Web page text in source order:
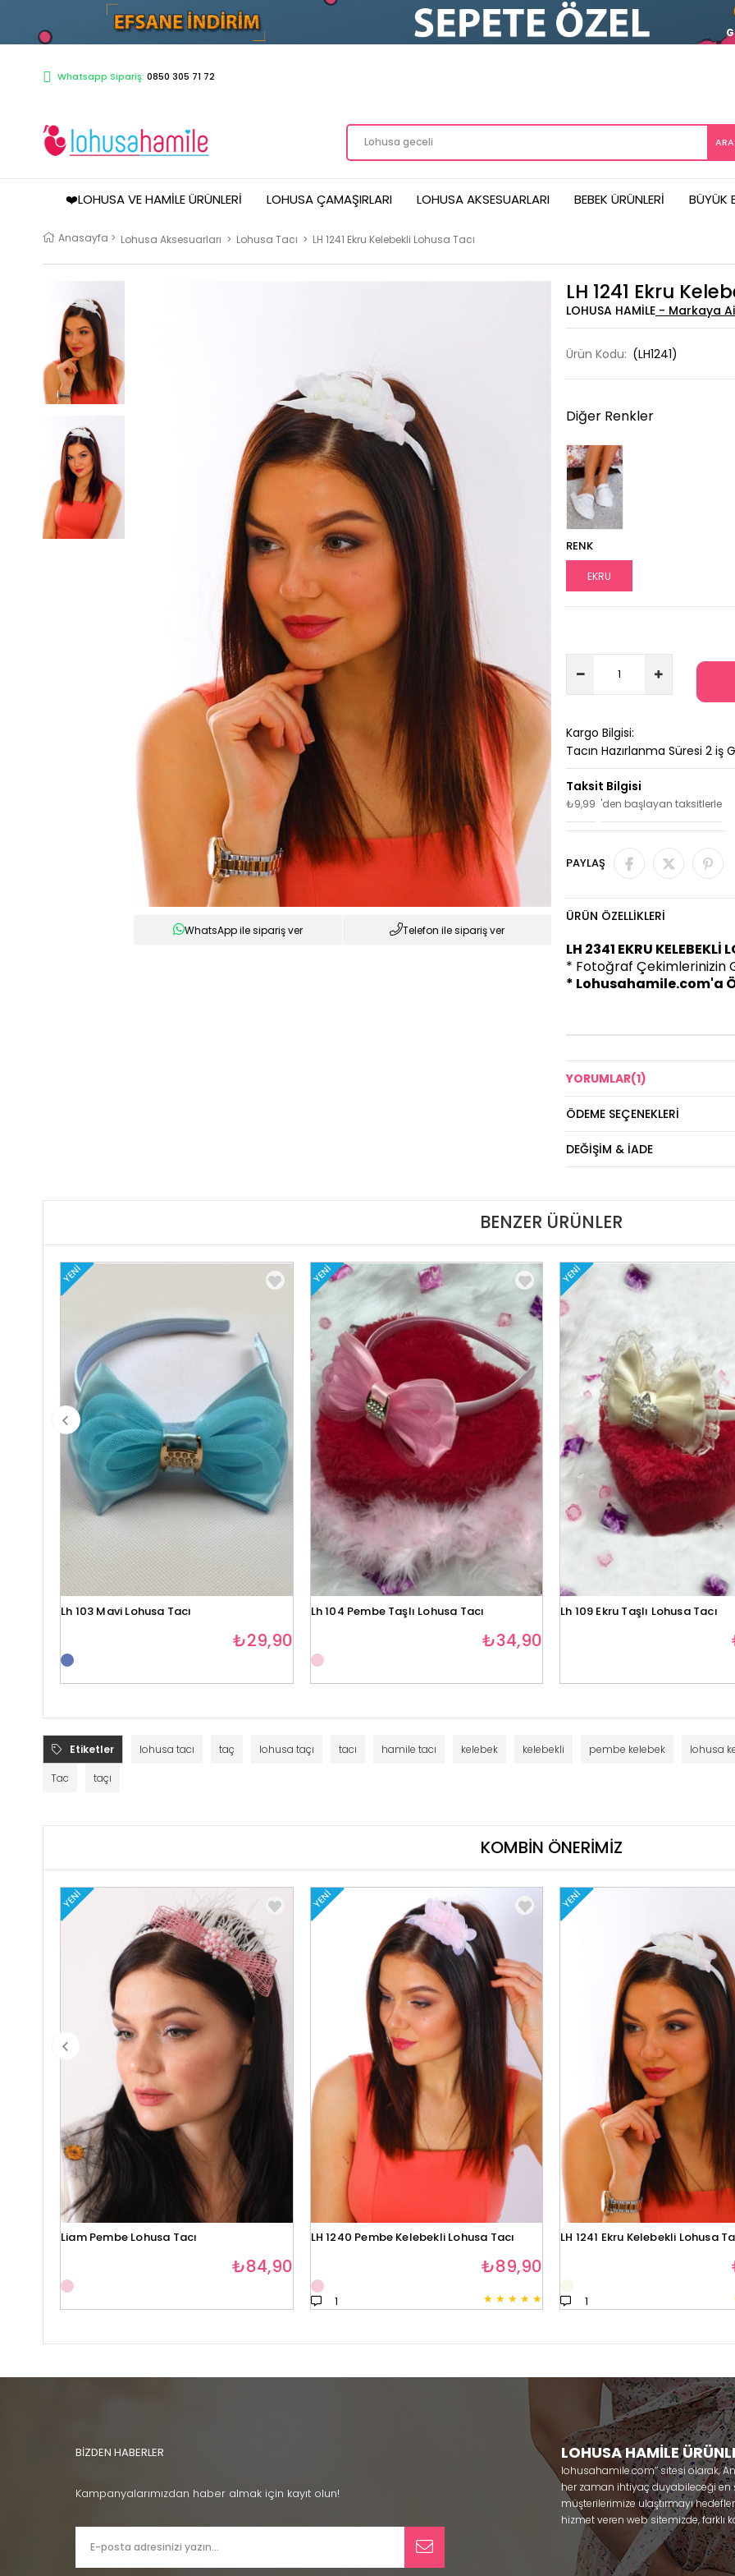
Whatsapp Sipariş: 0850 305 71 72
❤️LOHUSA VE HAMILE ÜRÜNLERI LOHUSA ÇAMAŞIRLARI LOHUSA AKSESUARLARI BEBEK ÜRÜNLERI BÜYÜK
Anasayfa > Lohusa Aksesuarları > Lohusa Tacı > LH 1241 Ekru Kelebekli Lohusa Tacı
Telefon ile sipariş ver
WhatsApp ile sipariş ver
LH 1241 Ekru
LOHUSA HAMILE
Ürün Kodu: (LH1241)
Diğer Renkler
RENK
EKRU
Kargo Bilgisi:
Tacın Hazırlanma Süresi 2 iş
₺9,99 'den başlayan taksitlerle
PAYLAŞ
ÜRÜN ÖZELLIKLERI
LH 2341 EKRU KELEBEKLİ
* Fotoğraf Çekimlerinizin
* Lohusahamile.com'a
YORUMLAR(1)
ÖDEME SEÇENEKLERI
DEĞIŞIM & İADE
BENZER ÜRÜNLER
YENI
Lh 103 Mavi Lohusa Tacı
₺29,90
YENI
Lh 104 Pembe Taşlı Lohusa Tacı
₺34,90
YENI
Lh 109 Ekru Taşlı Lohusa Tacı
Etiketler lohusa tacı taç lohusa taçı tacı hamile tacı kelebek kelebekli pembe kelebek lohusa
Tac taçı
KOMBİN ÖNERİMİZ
YENI
Liam Pembe Lohusa Tacı
₺84,90
YENI
LH 1240 Pembe Kelebekli Lohusa Tacı
★ ★ ★ ★ ★
1
₺89,90
YENI
LH 1241 Ekru Kelebekli Lohusa
1
BİZDEN HABERLER
Kampanyalarımızdan haber almak için kayıt olun!
LOHUSA HAMİLE
lohusahamile.com’’ sitesi olarak,
her zaman ihtiyaç duyabileceği en
müşterilerimize ulaştırmayı
hizmet veren web sitemizde, farklı
ürünlerine sadece bir tık
kullanabileceğiniz ürünler ile
olmaya çalışmaktayız.